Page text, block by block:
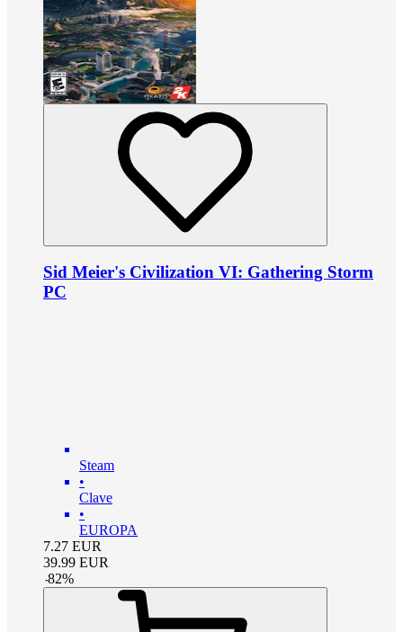
Sid Meier's Civilization VI: Gathering Storm
PC
Steam
•
Clave
•
EUROPA
7.27 EUR
39.99 EUR
-82%